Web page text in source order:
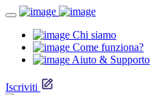
Chi siamo
Come funziona?
Aiuto & Supporto
Iscriviti